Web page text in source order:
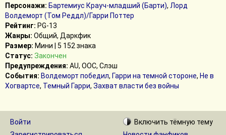
Персонажи: Бартемиус Крауч-младший (Барти), Лорд
Волдеморт (Том Реддл)/Гарри Поттер
Рейтинг: PG-13
Жанры: Общий, Даркфик
Размер: Мини | 5 152 знака
Статус: Закончен
Предупреждения: AU, ООС, Слэш
События: Волдеморт победил, Гарри на темной стороне, Не в
Хогвартсе, Темный Гарри, Захват власти без войны
Войти
Включить тёмную тему